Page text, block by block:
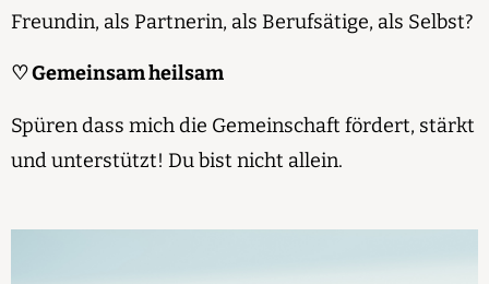
Freundin, als Partnerin, als Berufsätige, als Selbst?
♡ Gemeinsam heilsam
Spüren dass mich die Gemeinschaft fördert, stärkt
und unterstützt! Du bist nicht allein.